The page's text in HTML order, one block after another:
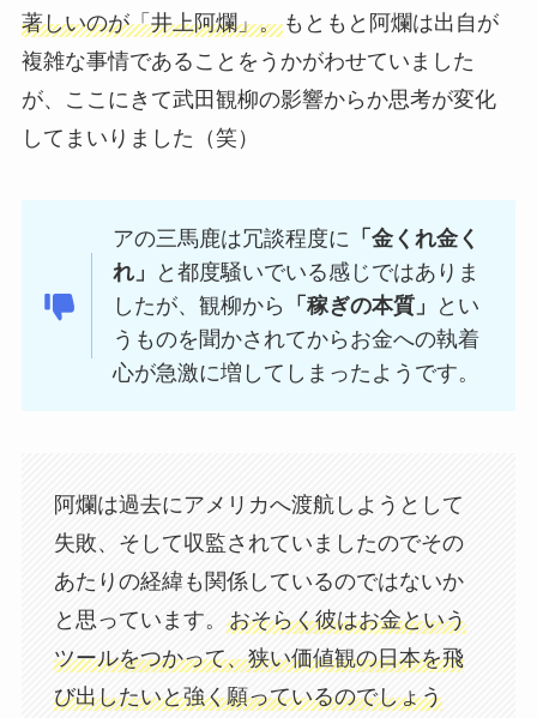
著しいのが「井上阿爛」。もともと阿爛は出自が
複雑な事情であることをうかがわせていました
が、ここにきて武田観柳の影響からか思考が変化
してまいりました（笑）
アの三馬鹿は冗談程度に 「金くれ金く
れ」
と都度騒いでいる感じではありま
したが、観柳から
「稼ぎの本質」
とい
うものを聞かされてからお金への執着
心が急激に増してしまったようです。
阿爛は過去にアメリカへ渡航しようとして
失敗、そして収監されていましたのでその
あたりの経緯も関係しているのではないか
と思っています。 おそらく彼はお金という
ツールをつかって、狭い価値観の日本を飛
び出したいと強く願っているのでしょう